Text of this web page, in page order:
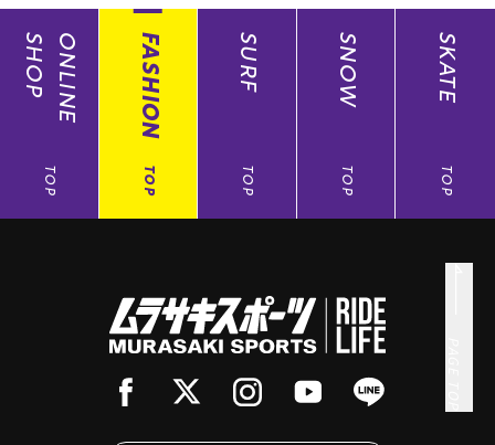
ONLINE
SHOP
TOP
FASHION
TOP
SURF
TOP
SNOW
TOP
SKATE
TOP